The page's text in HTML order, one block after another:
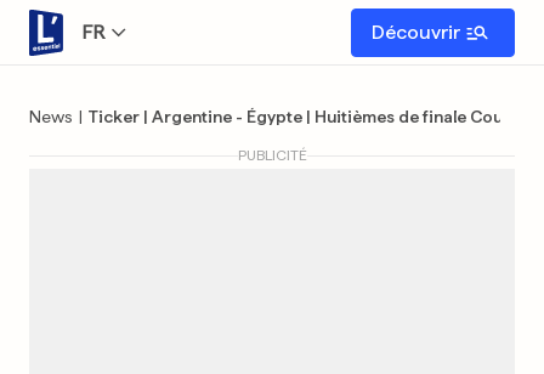
FR Découvrir
News | Ticker | Argentine - Égypte | Huitièmes de finale Coupe
PUBLICITÉ